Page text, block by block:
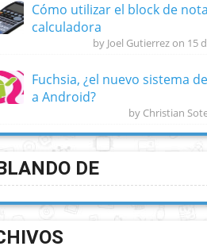
Cómo utilizar el block de
calculadora
by Joel Gutierrez on 15
Fuchsia, ¿el nuevo sistema
a Android?
by Christian
DE